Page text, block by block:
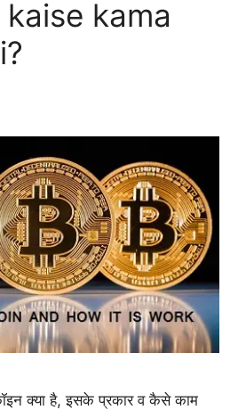
kama
क्या है, इसके प्रकार व कैसे काम